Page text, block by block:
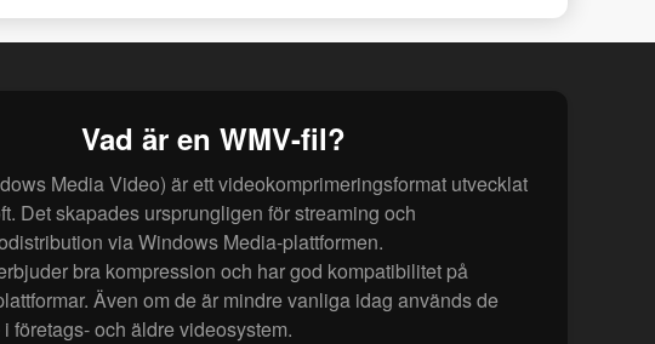
Vad är en WMV-fil?
Media Video) är ett videokomprimeringsformat utvecklat
Det skapades ursprungligen för streaming och
via Windows Media-plattformen.
bra kompression och har god kompatibilitet på
Även om de är mindre vanliga idag används de
företags- och äldre videosystem.